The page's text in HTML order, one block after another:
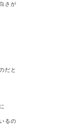
さが
だと
るの